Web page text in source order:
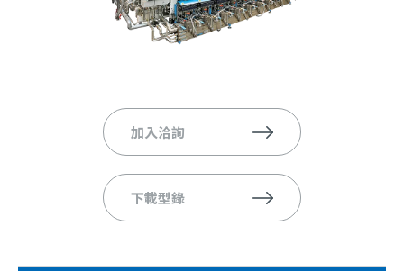
加入洽詢
下載型錄